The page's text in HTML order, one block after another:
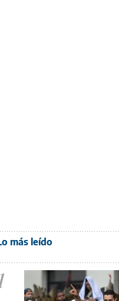
más leído